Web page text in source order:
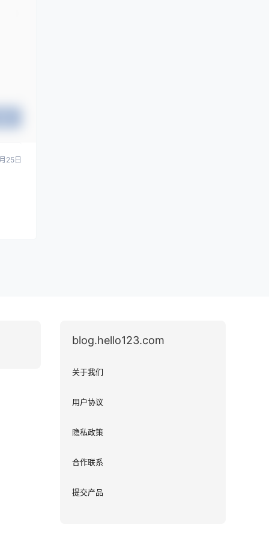
25日
blog.hello123.com
关于我们
用户协议
隐私政策
合作联系
提交产品